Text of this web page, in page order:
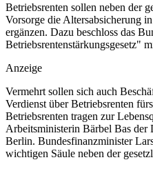
Betriebsrenten sollen neben der
Vorsorge die Altersabsicherung
ergänzen. Dazu beschloss das
Betriebsrentenstärkungsgesetz"
Anzeige
Vermehrt sollen sich auch
Verdienst über Betriebsrenten
Betriebsrenten tragen zur
Arbeitsministerin Bärbel Bas der
Berlin. Bundesfinanzminister
wichtigen Säule neben der